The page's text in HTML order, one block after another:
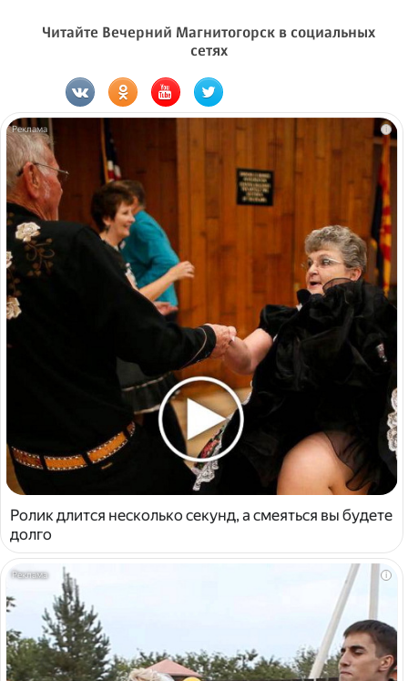
Читайте Вечерний Магнитогорск в социальных
сетях
i
Ролик длится несколько секунд, а смеяться вы будете
долго
i